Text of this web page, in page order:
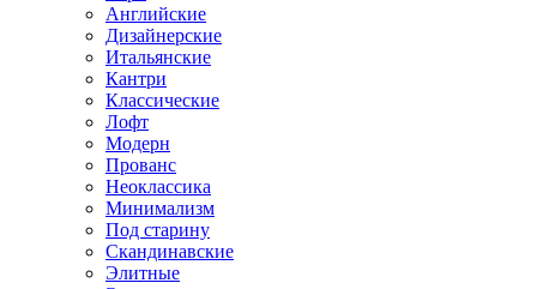
Английские
Дизайнерские
Итальянские
Кантри
Классические
Лофт
Модерн
Прованс
Неоклассика
Минимализм
Под старину
Скандинавские
Элитные